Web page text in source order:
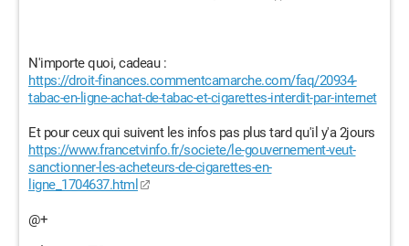
N'importe quoi, cadeau :
https://droit-finances.commentcamarche.com/faq/20934-
tabac-en-ligne-achat-de-tabac-et-cigarettes-interdit-par-internet
Et pour ceux qui suivent les infos pas plus tard qu'il y'a 2jours
https://www.francetvinfo.fr/societe/le-gouvernement-veut-
sanctionner-les-acheteurs-de-cigarettes-en-
ligne_1704637.html
@+